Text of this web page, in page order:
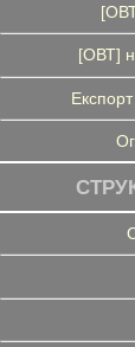
[ОВТ]
Експорт